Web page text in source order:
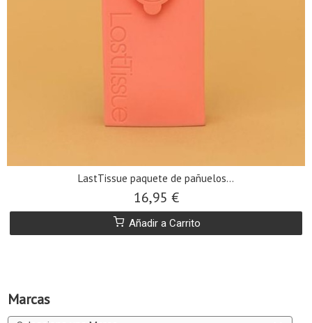
Marcas
LastTissue paquete de pañuelos...
16,95 €
Añadir a Carrito